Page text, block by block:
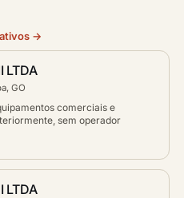
→
LTDA
GO
comerciais e
sem operador
LTDA